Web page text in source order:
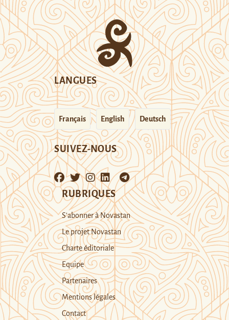
LANGUES
Français English Deutsch
SUIVEZ-NOUS
RUBRIQUES
S’abonner à Novastan
Le projet Novastan
Charte éditoriale
Equipe
Partenaires
Mentions légales
Contact